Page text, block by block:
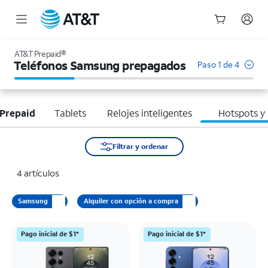
AT&T Prepaid®
Teléfonos Samsung prepagados Paso 1 de 4
Tablets Relojes inteligentes Hotspots y
Filtrar y ordenar
4 artículos
Samsung Alquiler con opción a compra
Pago inicial de $1* Pago inicial de $1*